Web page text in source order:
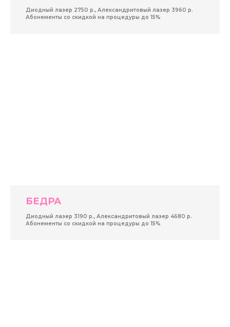
Диодный лазер 2750 р., Александритовый лазер 3960 р.
Абонементы со скидкой на процедуры до 15%
БЕДРА
Диодный лазер 3190 р., Александритовый лазер 4680 р.
Абонементы со скидкой на процедуры до 15%